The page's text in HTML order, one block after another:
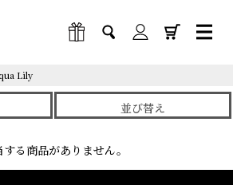
Lily
並び替え
する商品がありません。